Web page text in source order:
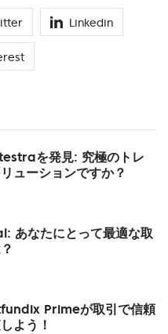
Linkedin
を発見: 究極のトレ
ューションですか？
あなたにとって最適な取
Primeが取引で信頼
よう！